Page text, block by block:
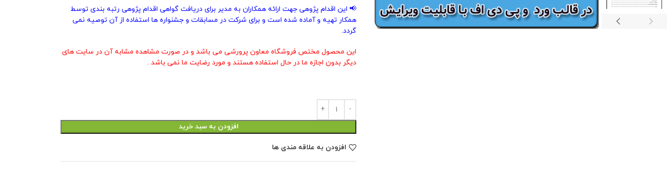
📢 این اقدام پژوهی جهت ارائه همکاران به مدیر برای دریافت گواهی اقدام پژوهی رتبه بندی توسط
همکار تهیه و آماده شده است و برای شرکت در مسابقات و جشنواره ها استفاده از آن توصیه نمی
گردد.
این محصول مختص فروشگاه معاون پرورشی می باشد و در صورت مشاهده مشابه آن در سایت های
دیگر بدون اجازه ما در حال استفاده هستند و مورد رضایت ما نمی باشد .
افزودن به سبد خرید
افزودن به علاقه مندی ها